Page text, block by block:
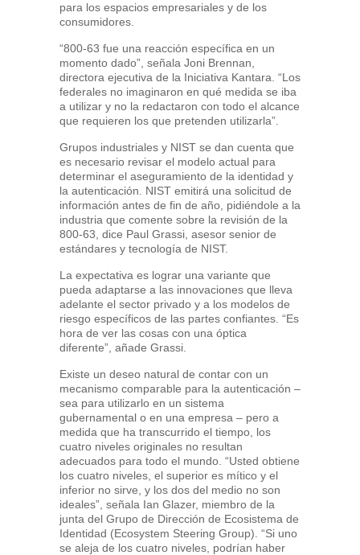
para los espacios empresariales y de los
consumidores.
“800-63 fue una reacción específica en un
momento dado”, señala Joni Brennan,
directora ejecutiva de la Iniciativa Kantara. “Los
federales no imaginaron en qué medida se iba
a utilizar y no la redactaron con todo el alcance
que requieren los que pretenden utilizarla”.
Grupos industriales y NIST se dan cuenta que
es necesario revisar el modelo actual para
determinar el aseguramiento de la identidad y
la autenticación. NIST emitirá una solicitud de
información antes de fin de año, pidiéndole a la
industria que comente sobre la revisión de la
800-63, dice Paul Grassi, asesor senior de
estándares y tecnología de NIST.
La expectativa es lograr una variante que
pueda adaptarse a las innovaciones que lleva
adelante el sector privado y a los modelos de
riesgo específicos de las partes confiantes. “Es
hora de ver las cosas con una óptica
diferente”, añade Grassi.
Existe un deseo natural de contar con un
mecanismo comparable para la autenticación –
sea para utilizarlo en un sistema
gubernamental o en una empresa – pero a
medida que ha transcurrido el tiempo, los
cuatro niveles originales no resultan
adecuados para todo el mundo. “Usted obtiene
los cuatro niveles, el superior es mítico y el
inferior no sirve, y los dos del medio no son
ideales”, señala Ian Glazer, miembro de la
junta del Grupo de Dirección de Ecosistema de
Identidad (Ecosystem Steering Group). “Si uno
se aleja de los cuatro niveles, podrían haber